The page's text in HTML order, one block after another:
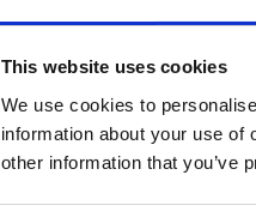
This website uses cookies
We use cookies to
information about your use of
other information that you’ve